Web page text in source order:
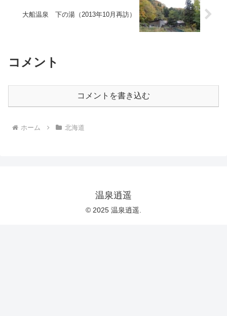
大船温泉 下の湯（2013年10月再訪）
コメント
コメントを書き込む
ホーム 北海道
温泉逍遥
© 2025 温泉逍遥.